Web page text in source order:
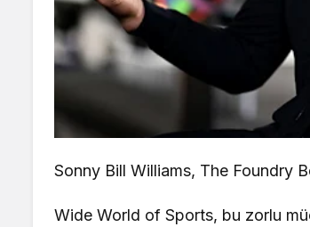
Sonny Bill Williams, The Foundry
Wide World of Sports, bu zorlu